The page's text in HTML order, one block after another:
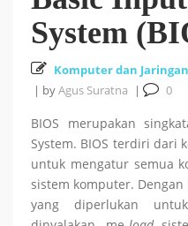
Cara Install HUSTOJ (HUST
24.04 LTS 26 October 2025
Cara Mencari Jurnal dengan
5 October 2025
Tutorial Bahasa R : #5 Visualisasi
System
Komputer dan
| byAgus Suratna | 0
BIOS merupakan
System. BIOS terdiri dari
untuk mengatur semua
sistem komputer.
yang diperlukan